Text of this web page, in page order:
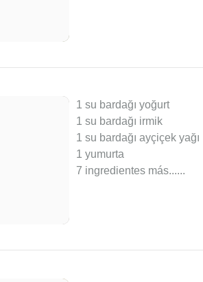
1 su bardağı yoğurt
1 su bardağı irmik
1 su bardağı ayçiçek yağı
1 yumurta
7 ingredientes más...